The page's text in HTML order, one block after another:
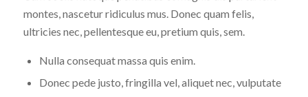
montes, nascetur ridiculus mus. Donec quam felis,
ultricies nec, pellentesque eu, pretium quis, sem.
Nulla consequat massa quis enim.
Donec pede justo, fringilla vel, aliquet nec, vulputate